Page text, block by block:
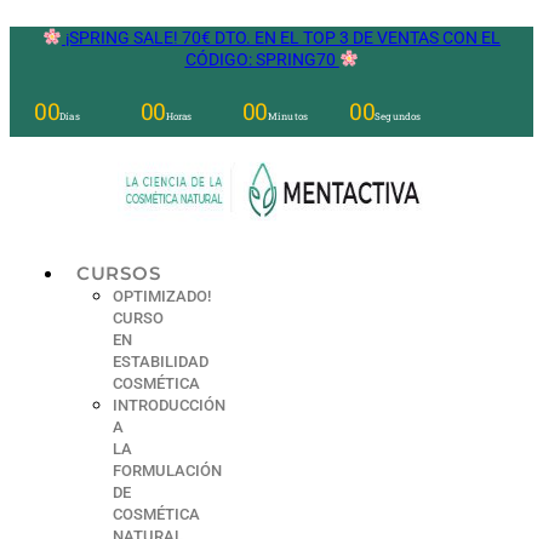
¡SPRING SALE! 70€ DTO. EN EL TOP 3 DE VENTAS CON EL
CÓDIGO: SPRING70
00Días 00Horas 00Minutos 00Segundos
CURSOS
OPTIMIZADO!
CURSO
EN
ESTABILIDAD
COSMÉTICA
INTRODUCCIÓN
A
LA
FORMULACIÓN
DE
COSMÉTICA